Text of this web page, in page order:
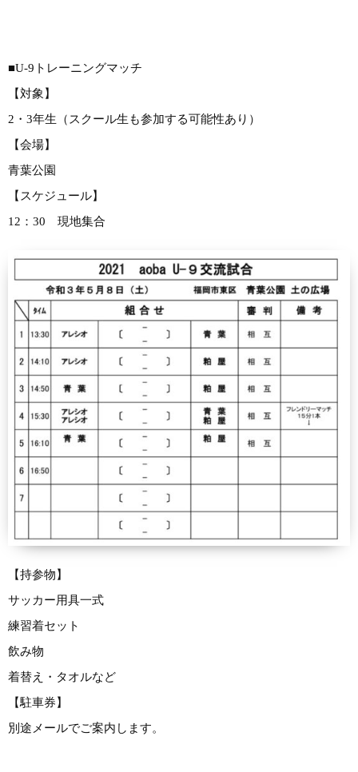
■U-9トレーニングマッチ
【対象】
2・3年生（スクール生も参加する可能性あり）
【会場】
青葉公園
【スケジュール】
12：30 現地集合
【持参物】
サッカー用具一式
練習着セット
飲み物
着替え・タオルなど
【駐車券】
別途メールでご案内します。